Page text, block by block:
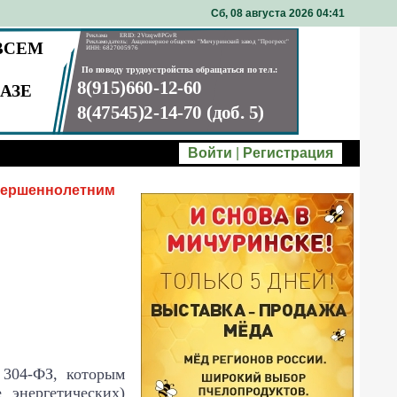
Сб, 08 августа 2026 04 41
Войти Регистрация
ФЗ, которым